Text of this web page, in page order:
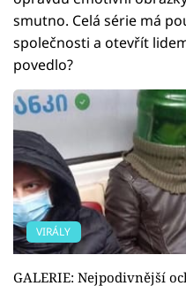
smutno. Celá série má
společnosti a otevřít
povedlo?
VIRÁLY
GALERIE: Nejpodivnější